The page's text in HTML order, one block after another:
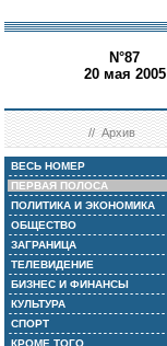
N°87
20 мая 2005
//Архив
ВЕСЬ НОМЕР
ПЕРВАЯ ПОЛОСА
ПОЛИТИКА И ЭКОНОМИКА
ОБЩЕСТВО
ЗАГРАНИЦА
ТЕЛЕВИДЕНИЕ
БИЗНЕС И ФИНАНСЫ
КУЛЬТУРА
СПОРТ
КРОМЕ ТОГО